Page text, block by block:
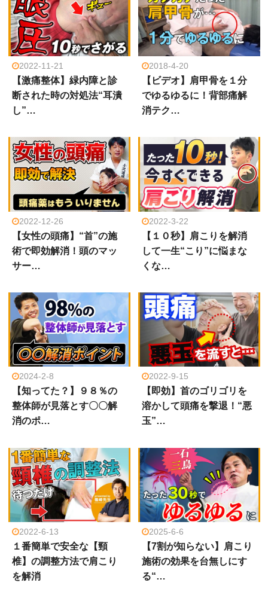
2022-11-21
【激痛整体】緑内障と診
断された時の対処法“耳潰
し”…
2018-4-20
【ビデオ】肩甲骨を１分
でゆるゆるに！背部痛解
消テク…
2022-12-26
【女性の頭痛】“首”の施
術で即効解消！頭のマッ
サー…
2022-3-22
【１０秒】肩こりを解消
して一生“こり”に悩まな
くな…
2024-2-8
【知ってた？】９８％の
整体師が見落とす〇〇解
消のポ…
2022-9-15
【即効】首のゴリゴリを
溶かして頭痛を撃退！“悪
玉”…
2022-6-13
１番簡単で安全な【頸
椎】の調整方法で肩こり
を解消
2025-6-6
【7割が知らない】肩こり
施術の効果を台無しにす
る“…